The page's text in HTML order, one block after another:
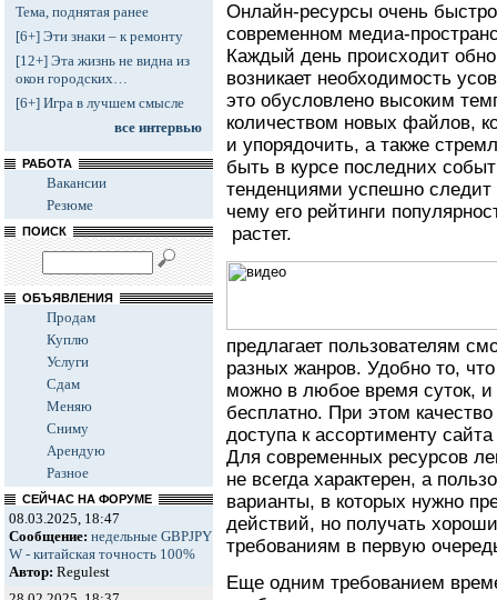
Тема, поднятая ранее
[6+] Эти знаки – к ремонту
[12+] Эта жизнь не видна из
окон городских…
[6+] Игра в лучшем смысле
все интервью
РАБОТА
Вакансии
Резюме
ПОИСК
ОБЪЯВЛЕНИЯ
Продам
Куплю
Услуги
Сдам
Меняю
Сниму
Арендую
Разное
СЕЙЧАС НА ФОРУМЕ
08.03.2025, 18:47
Сообщение: недельные GBPJPY
W - китайская точность 100%
Автор: Regulest
Онлайн-ресурсы очень
современном медиа-
Каждый день происходит
возникает необходимость
это обусловлено высоким
количеством новых файлов,
и упорядочить, а также
быть в курсе последних
тенденциями успешно следит
чему его рейтинги
растет.
предлагает пользователям
разных жанров. Удобно то,
можно в любое время суток, и
бесплатно. При этом
доступа к ассортименту
Для современных ресурсов
не всегда характерен, а
варианты, в которых нужно
действий, но получать
требованиям в первую
Еще одним требованием